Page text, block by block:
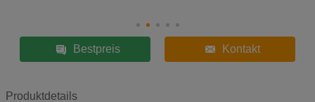
Bestpreis Kontakt
Produktdetails